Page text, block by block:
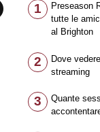
1
Preseason
tutte le
al Brighton
2
Dove
streaming
3
Quante